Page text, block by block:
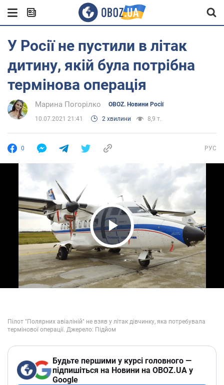
У Росії не пустили в літак
дитину, якій була потрібна
термінова операція
Марина Погорілко OBOZ. Новини Росії
10.07.2021 21:41 2 хвилини 8,9 т.
0 РУС
Play Video
Будьте першими у курсі головного —
підпишіться на Новини на OBOZ.UA у
Google